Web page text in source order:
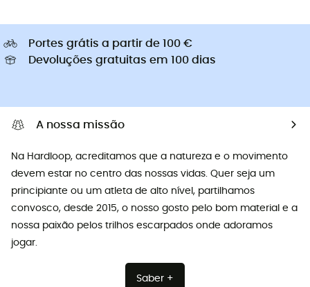
Portes grátis a partir de 100 €
Devoluções gratuitas em 100 dias
A nossa missão
Na Hardloop, acreditamos que a natureza e o movimento
devem estar no centro das nossas vidas. Quer seja um
principiante ou um atleta de alto nível, partilhamos
convosco, desde 2015, o nosso gosto pelo bom material e a
nossa paixão pelos trilhos escarpados onde adoramos
jogar.
Saber +